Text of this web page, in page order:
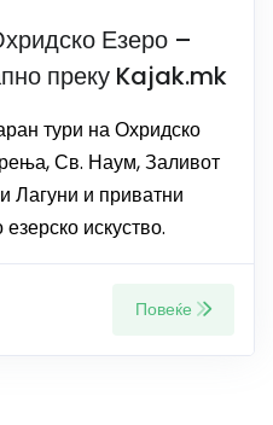
Езеро –
преку Kajak.mk
тури на Охридско
Св. Наум, Заливот
Лагуни и приватни
искуство.
Повеќе